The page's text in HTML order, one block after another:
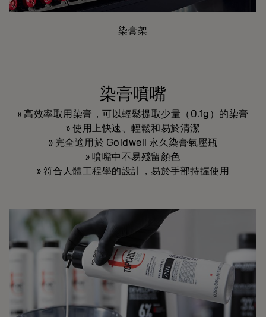
染膏架
染膏噴嘴
» 高效率取用染膏，可以輕鬆提取少量（0.1g）的染膏
» 使用上快速、輕鬆和易於清潔
» 完全適用於 Goldwell 永久染膏氣壓瓶
» 噴嘴中不易殘留顏色
» 符合人體工程學的設計，易於手部持握使用